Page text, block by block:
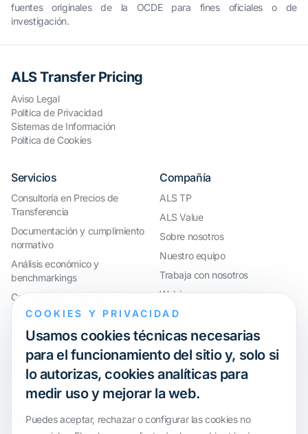
fuentes originales de la OCDE para fines oficiales o de
investigación.
ALS Transfer Pricing
Aviso Legal
Política de Privacidad
Sistemas de Información
Política de Cookies
Servicios
Consultoría en Precios de
Transferencia
Documentación y cumplimiento
normativo
Análisis económico y
benchmarkings
Cumplimiento internacional y
reorganización de grupos
Defensa ante inspecciones y
litigios
Valoraciones y operaciones
financieras
Compañía
ALS TP
ALS Value
Sobre nosotros
Nuestro equipo
Trabaja con nosotros
Webinar
Certification
COOKIES Y PRIVACIDAD
Usamos cookies técnicas necesarias
para el funcionamiento del sitio y, solo si
lo autorizas, cookies analíticas para
medir uso y mejorar la web.
Puedes aceptar, rechazar o configurar las cookies no